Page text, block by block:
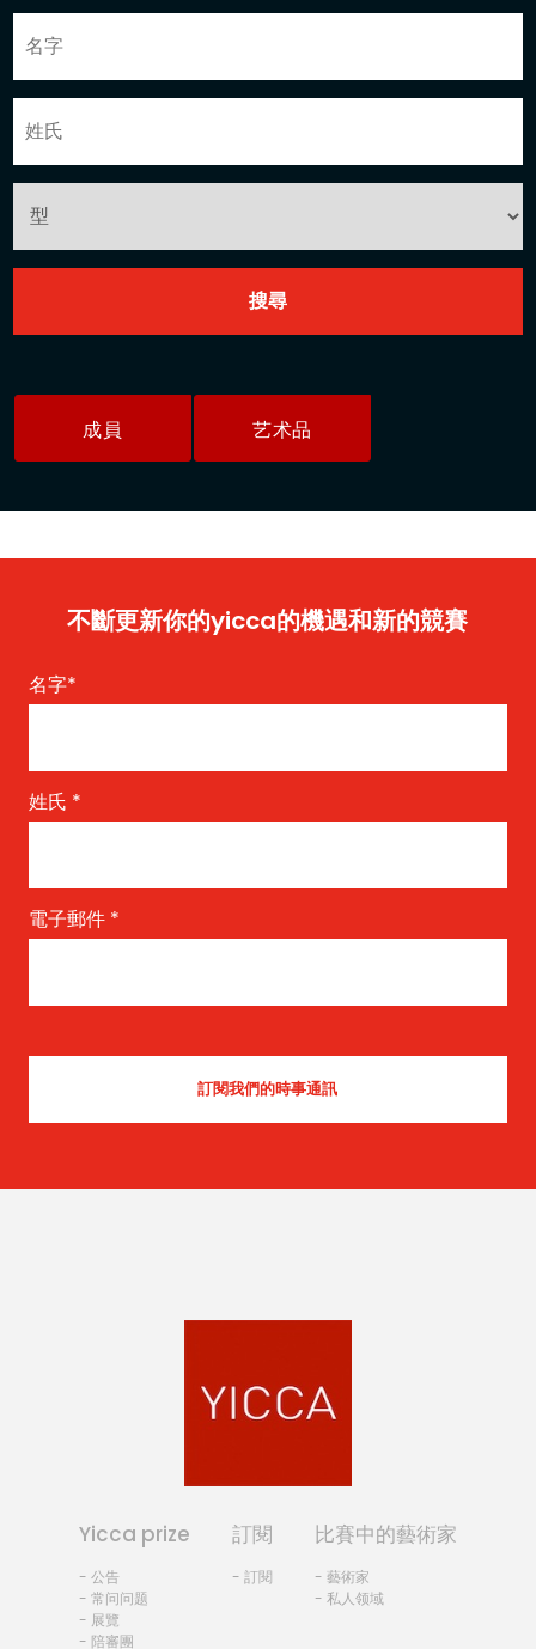
成員 艺术品
不斷更新你的yicca的機遇和新的競賽
名字*
姓氏 *
電子郵件 *
Yicca prize
- 公告
- 常问问题
- 展覽
- 陪審團
訂閱
- 訂閱
比賽中的藝術家
- 藝術家
- 私人领域